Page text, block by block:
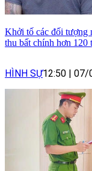
Khởi tố các đối tượng
thu bất chính hơn 120
HÌNH SỰ12:50 | 07/